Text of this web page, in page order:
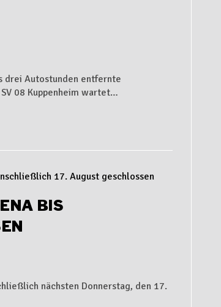
drei Autostunden entfernte
08 Kuppenheim wartet…
BIS
nächsten Donnerstag, den 17.